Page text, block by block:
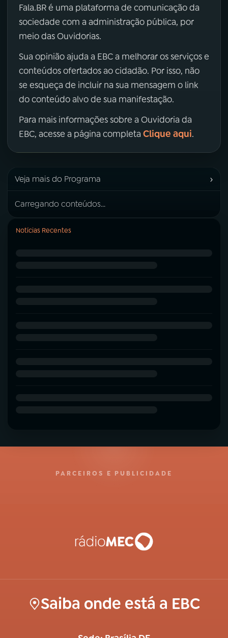
Fala.BR é uma plataforma de comunicação da
sociedade com a administração pública, por
meio das Ouvidorias.
Sua opinião ajuda a EBC a melhorar os serviços e
conteúdos ofertados ao cidadão. Por isso, não
se esqueça de incluir na sua mensagem o link
do conteúdo alvo de sua manifestação.
Para mais informações sobre a Ouvidoria da
EBC, acesse a página completa Clique aqui.
Veja mais do Programa ›
Carregando conteúdos...
Notícias Recentes
PARCEIROS E PUBLICIDADE
Saiba onde está a EBC